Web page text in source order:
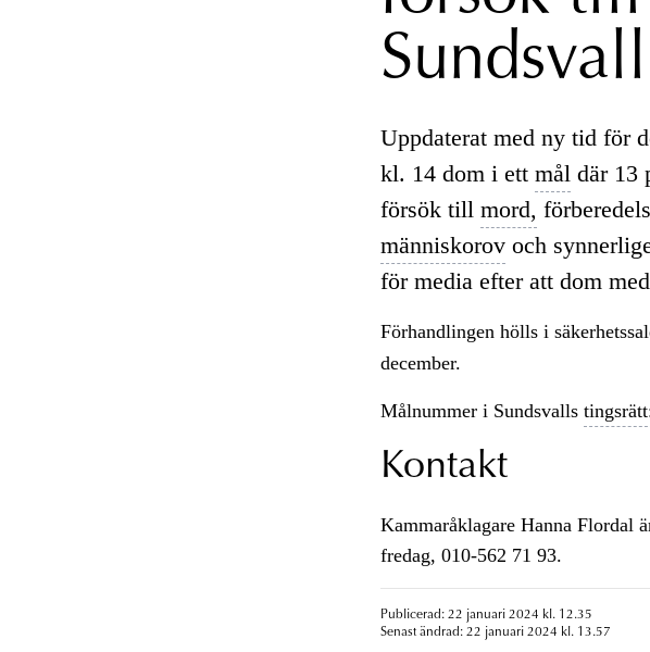
Sundsvall
Uppdaterat med ny tid för
kl. 14 dom i ett mål där 13
försök till mord,
människorovoch
för media efter att dom
Förhandlingen hölls i
december.
Målnummer i Sundsvalls
Kontakt
Kammaråklagare Hanna Flordal
fredag, 010-562 71 93.
Publicerad: 22 januari 2024 kl. 12.35
Senast ändrad: 22 januari 2024 kl. 13.57